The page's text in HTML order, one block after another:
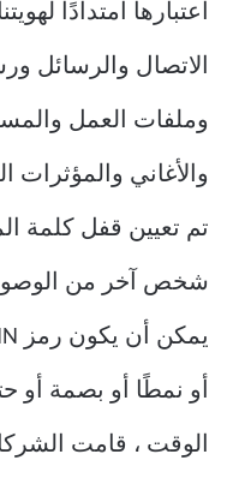
اعتبارها امتدادًا
الاتصال والرسائل
وملفات العمل
والأغاني والمؤثرات
تم تعيين قفل كلمة
شخص آخر من الوصول
أو نمطًا أو بصمة أو
الوقت ، قامت